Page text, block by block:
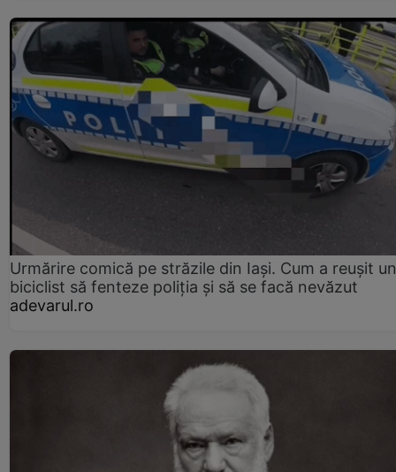
Urmărire comică pe străzile din Iași. Cum a reușit un
biciclist să fenteze poliția și să se facă nevăzut
adevarul.ro